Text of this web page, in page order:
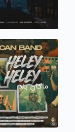
ماکان بند